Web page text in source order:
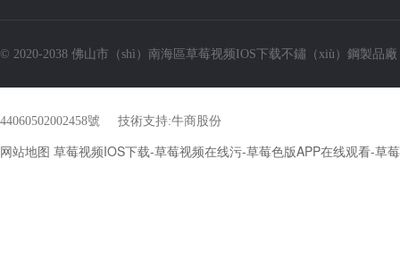
© 2020-2038 佛山市（shì）南海區草莓视频IOS下载不鏽（xiù）鋼製品廠
44060502002458號 技術支持:牛商股份
网站地图 草莓视频IOS下载-草莓视频在线污-草莓色版APP在线观看-草